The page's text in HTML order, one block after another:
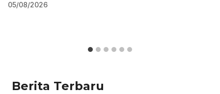
05/08/2026
Berita Terbaru